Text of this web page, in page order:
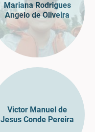
Mariana Rodrigues
Angelo de Oliveira
Victor Manuel de
Jesus Conde Pereira